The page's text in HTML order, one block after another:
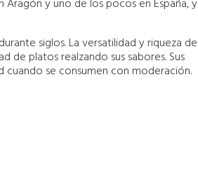
y uno de los pocos en España, y
siglos. La versatilidad y riqueza de
de platos realzando sus sabores. Sus
se consumen con moderación.